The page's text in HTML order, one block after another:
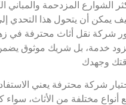
الشوارع المزدحمة
يمكن أن يتحول هذا التحدي
شركة نقل أثاث محترفة في
خدمة، بل شريك موثوق يضمن
وجهدك
شركة محترفة يعني
أنواع مختلفة من الأثاث، سواء